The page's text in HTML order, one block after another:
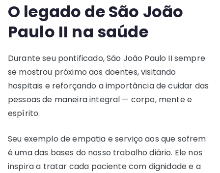
O legado de São João
Paulo II na saúde
Durante seu pontificado, São João Paulo II sempre
se mostrou próximo aos doentes, visitando
hospitais e reforçando a importância de cuidar das
pessoas de maneira integral — corpo, mente e
espírito.
Seu exemplo de empatia e serviço aos que sofrem
é uma das bases do nosso trabalho diário. Ele nos
inspira a tratar cada paciente com dignidade e a